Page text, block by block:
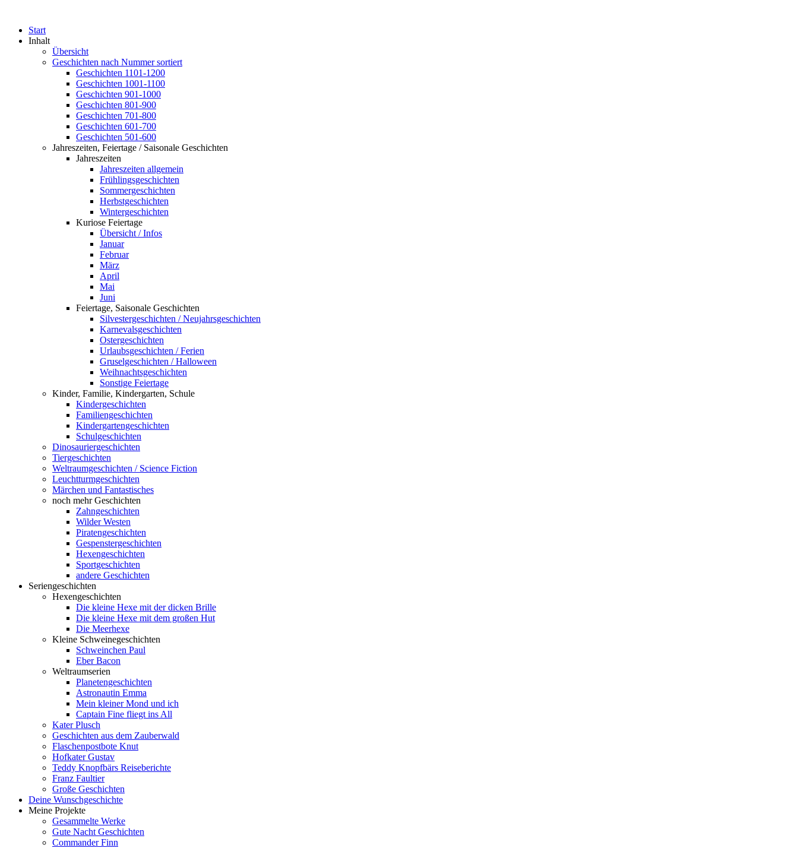
Start
Inhalt
Übersicht
Geschichten nach Nummer sortiert
Geschichten 1101-1200
Geschichten 1001-1100
Geschichten 901-1000
Geschichten 801-900
Geschichten 701-800
Geschichten 601-700
Geschichten 501-600
Jahreszeiten, Feiertage / Saisonale Geschichten
Jahreszeiten
Jahreszeiten allgemein
Frühlingsgeschichten
Sommergeschichten
Herbstgeschichten
Wintergeschichten
Kuriose Feiertage
Übersicht / Infos
Januar
Februar
März
April
Mai
Juni
Feiertage, Saisonale Geschichten
Silvestergeschichten / Neujahrsgeschichten
Karnevalsgeschichten
Ostergeschichten
Urlaubsgeschichten / Ferien
Gruselgeschichten / Halloween
Weihnachtsgeschichten
Sonstige Feiertage
Kinder, Familie, Kindergarten, Schule
Kindergeschichten
Familiengeschichten
Kindergartengeschichten
Schulgeschichten
Dinosauriergeschichten
Tiergeschichten
Weltraumgeschichten / Science Fiction
Leuchtturmgeschichten
Märchen und Fantastisches
noch mehr Geschichten
Zahngeschichten
Wilder Westen
Piratengeschichten
Gespenstergeschichten
Hexengeschichten
Sportgeschichten
andere Geschichten
Seriengeschichten
Hexengeschichten
Die kleine Hexe mit der dicken Brille
Die kleine Hexe mit dem großen Hut
Die Meerhexe
Kleine Schweinegeschichten
Schweinchen Paul
Eber Bacon
Weltraumserien
Planetengeschichten
Astronautin Emma
Mein kleiner Mond und ich
Captain Fine fliegt ins All
Kater Plusch
Geschichten aus dem Zauberwald
Flaschenpostbote Knut
Hofkater Gustav
Teddy Knopfbärs Reiseberichte
Franz Faultier
Große Geschichten
Deine Wunschgeschichte
Meine Projekte
Gesammelte Werke
Gute Nacht Geschichten
Commander Finn